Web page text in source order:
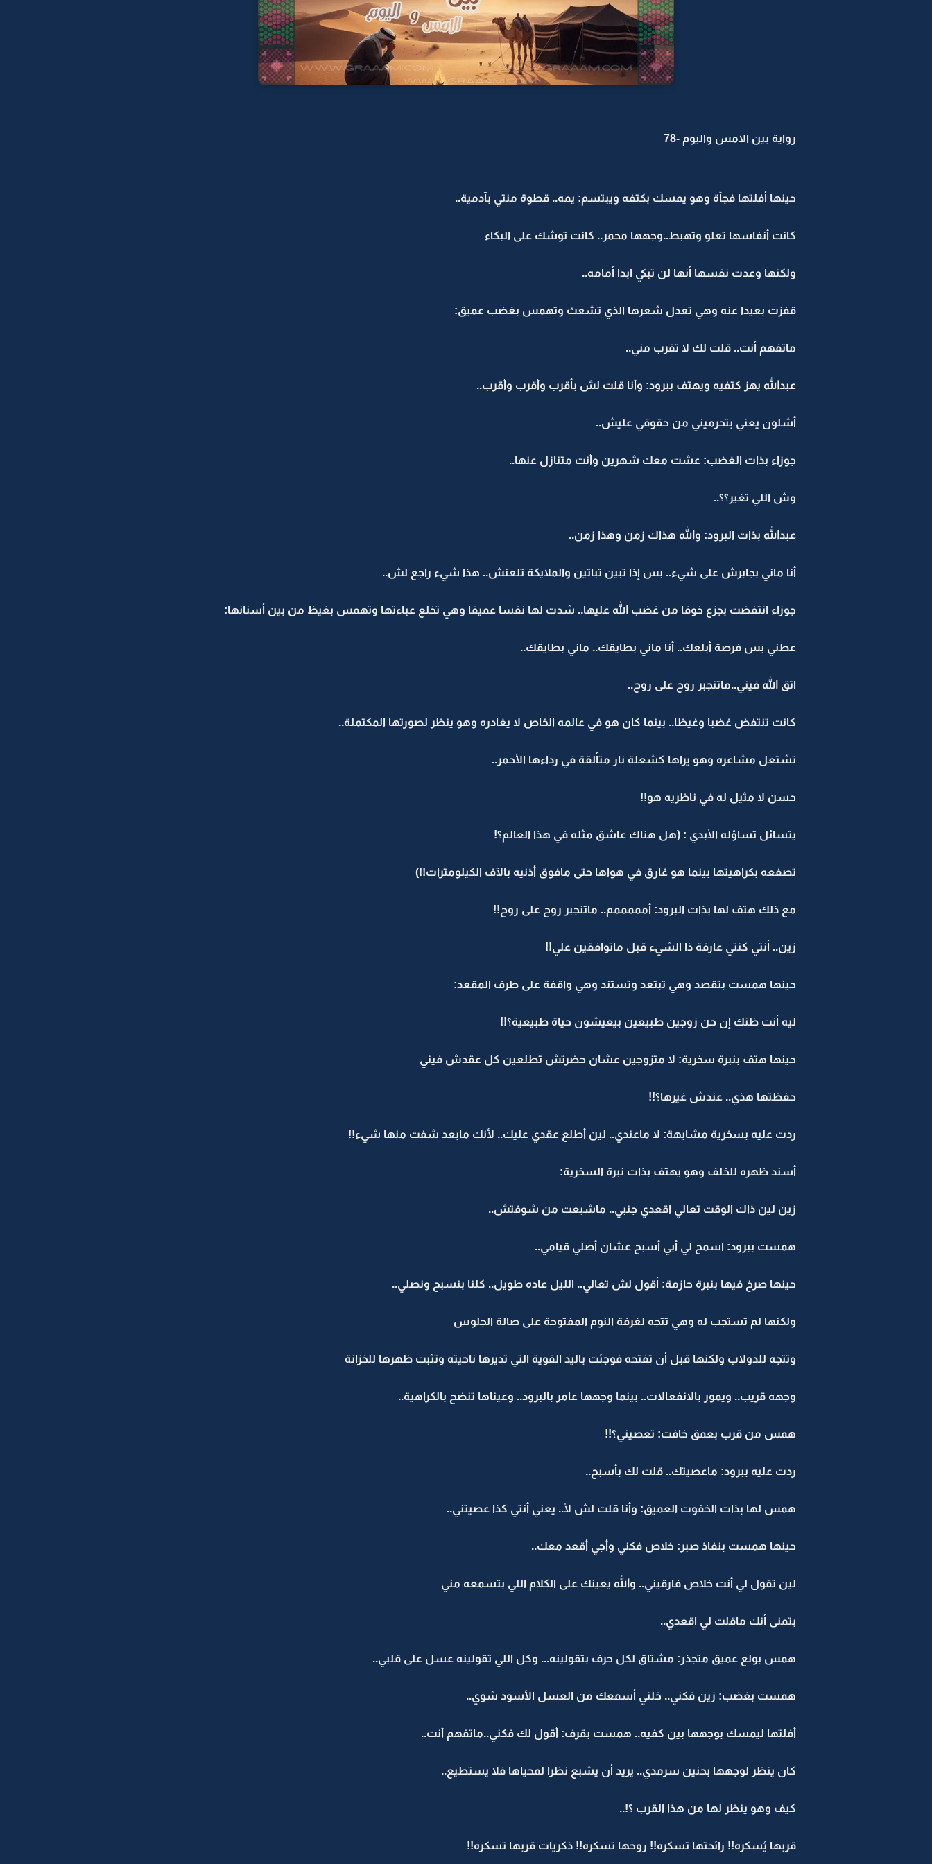
رواية بين الامس واليوم -78
حينها أفلتها فجأة وهو يمسك بكتفه ويبتسم: يمه.. قطوة منتي بآدمية..
كانت أنفاسها تعلو وتهبط..وجهها محمر.. كانت توشك على البكاء
ولكنها وعدت نفسها أنها لن تبكي ابدا أمامه..
قفزت بعيدا عنه وهي تعدل شعرها الذي تشعث وتهمس بغضب عميق:
ماتفهم أنت.. قلت لك لا تقرب مني..
عبدالله يهز كتفيه ويهتف ببرود: وأنا قلت لش بأقرب وأقرب وأقرب..
أشلون يعني بتحرميني من حقوقي عليش..
جوزاء بذات الغضب: عشت معك شهرين وأنت متنازل عنها..
وش اللي تغير؟؟..
عبدالله بذات البرود: والله هذاك زمن وهذا زمن..
أنا ماني بجابرش على شيء.. بس إذا تبين تباتين والملايكة تلعنش.. هذا شيء راجع لش..
جوزاء انتفضت بجزع خوفا من غضب الله عليها.. شدت لها نفسا عميقا وهي تخلع عباءتها وتهمس بغيظ من بين أسنانها:
عطني بس فرصة أبلعك.. أنا ماني بطايقك.. ماني بطايقك..
اتق الله فيني..ماتنجبر روح على روح..
كانت تنتفض غضبا وغيظا.. بينما كان هو في عالمه الخاص لا يغادره وهو ينظر لصورتها المكتملة..
تشتعل مشاعره وهو يراها كشعلة نار متألقة في رداءها الأحمر..
حسن لا مثيل له في ناظريه هو!!
يتسائل تساؤله الأبدي : (هل هناك عاشق مثله في هذا العالم؟!
تصفعه بكراهيتها بينما هو غارق في هواها حتى مافوق أذنيه بالآف الكيلومترات!!)
مع ذلك هتف لها بذات البرود: أمممممم.. ماتنجبر روح على روح!!
زين.. أنتي كنتي عارفة ذا الشيء قبل ماتوافقين علي!!
حينها همست بتقصد وهي تبتعد وتستند وهي واقفة على طرف المقعد:
ليه أنت ظنك إن حن زوجين طبيعين بيعيشون حياة طبيعية؟!!
حينها هتف بنبرة سخرية: لا متزوجين عشان حضرتش تطلعين كل عقدش فيني
حفظتها هذي.. عندش غيرها؟!!
ردت عليه بسخرية مشابهة: لا ماعندي.. لين أطلع عقدي عليك.. لأنك مابعد شفت منها شيء!!
أسند ظهره للخلف وهو يهتف بذات نبرة السخرية:
زين لين ذاك الوقت تعالي اقعدي جنبي.. ماشبعت من شوفتش..
همست ببرود: اسمح لي أبي أسبح عشان أصلي قيامي..
حينها صرخ فيها بنبرة حازمة: أقول لش تعالي.. الليل عاده طويل.. كلنا بنسبح ونصلي..
ولكنها لم تستجب له وهي تتجه لغرفة النوم المفتوحة على صالة الجلوس
وتتجه للدولاب ولكنها قبل أن تفتحه فوجئت باليد القوية التي تديرها ناحيته وتثبت ظهرها للخزانة
وجهه قريب.. ويمور بالانفعالات.. بينما وجهها عامر بالبرود.. وعيناها تنضح بالكراهية..
همس من قرب بعمق خافت: تعصيني؟!!
ردت عليه ببرود: ماعصيتك.. قلت لك بأسبح..
همس لها بذات الخفوت العميق: وأنا قلت لش لأ.. يعني أنتي كذا عصيتني..
حينها همست بنفاذ صبر: خلاص فكني وأجي أقعد معك..
لين تقول لي أنت خلاص فارقيني.. والله يعينك على الكلام اللي بتسمعه مني
بتمنى أنك ماقلت لي اقعدي..
همس بولع عميق متجذر: مشتاق لكل حرف بتقولينه... وكل اللي تقولينه عسل على قلبي..
همست بغضب: زين فكني.. خلني أسمعك من العسل الأسود شوي..
أفلتها ليمسك بوجهها بين كفيه.. همست بقرف: أقول لك فكني..ماتفهم أنت..
كان ينظر لوجهها بحنين سرمدي.. يريد أن يشبع نظرا لمحياها فلا يستطيع..
كيف وهو ينظر لها من هذا القرب ؟!..
قربها يُسكره!! رائحتها تسكره!! روحها تسكره!! ذكريات قربها تسكره!!